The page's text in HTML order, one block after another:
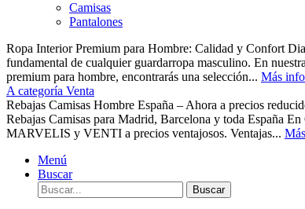
Camisas
Pantalones
Ropa Interior Premium para Hombre: Calidad y Confort
fundamental de cualquier guardarropa masculino. En
premium para hombre, encontrarás una selección... Más
A categoría Venta
Rebajas Camisas Hombre España – Ahora a precios
Rebajas Camisas para Madrid, Barcelona y toda España
MARVELIS y VENTI a precios ventajosos. Ventajas...
Menú
Buscar
Buscar